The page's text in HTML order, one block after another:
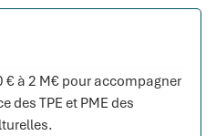
à 2 M€ pour accompagner
des TPE et PME des